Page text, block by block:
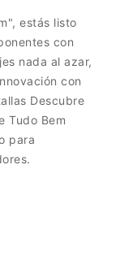
estás listo
con
nada al azar,
con
Descubre
Tudo Bem
para